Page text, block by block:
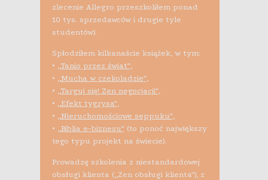
zlecenie Allegro przeszkoliłem ponad
10 tys. sprzedawców i drugie tyle
studentów).
Spłodziłem kilkanaście książek, w tym:
• „Tanio przez świat”,
• „Mucha w czekoladzie”,
• „Targuj się! Zen negocjacji”,
• „Efekt tygrysa”,
• „Nieruchomościowe seppuku”,
• „Biblia e-biznesu”(to ponoć największy
tego typu projekt na świecie).
Prowadzę szkolenia z niestandardowej
obsługi klienta („Zen obsługi klienta”), z